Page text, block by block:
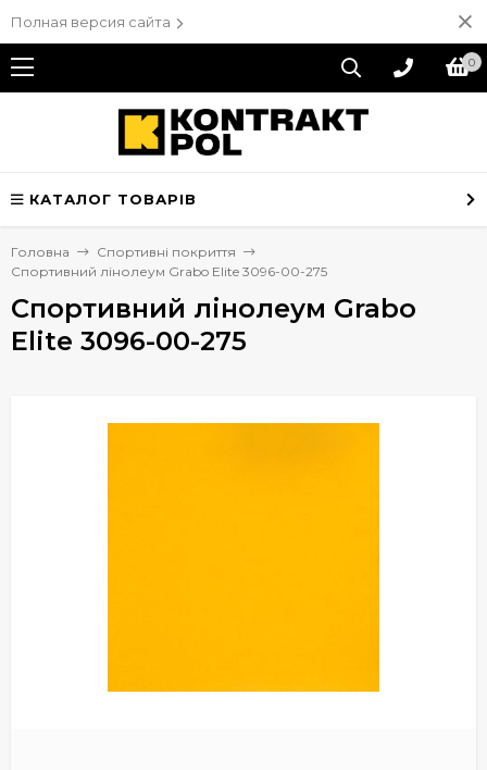
Полная версия сайта
0
КАТАЛОГ ТОВАРІВ
Головна
Спортивні покриття
Спортивний лінолеум Grabo Elite 3096-00-275
Спортивний лінолеум Grabo
Elite 3096-00-275